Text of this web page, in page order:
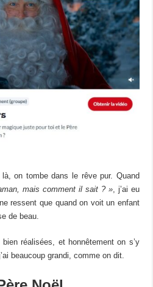
on tombe dans le rêve pur. Quand
mais comment il sait ? », j’ai eu
ressent que quand on voit un enfant
de beau.
réalisées, et honnêtement on s’y
beaucoup grandi, comme on dit.